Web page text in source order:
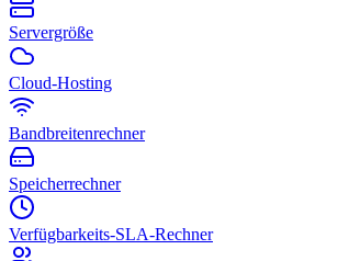
Servergröße
Cloud-Hosting
Bandbreitenrechner
Speicherrechner
Verfügbarkeits-SLA-Rechner